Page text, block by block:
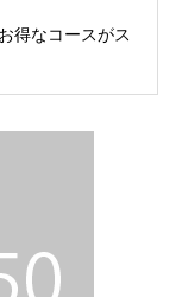
得なコースがス